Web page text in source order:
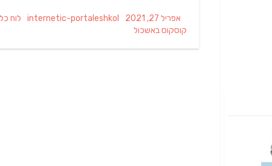
Posted
on
אפריל 27, 2021 Author
internetic-portaleshkol לוח
קוסקוס באשכול